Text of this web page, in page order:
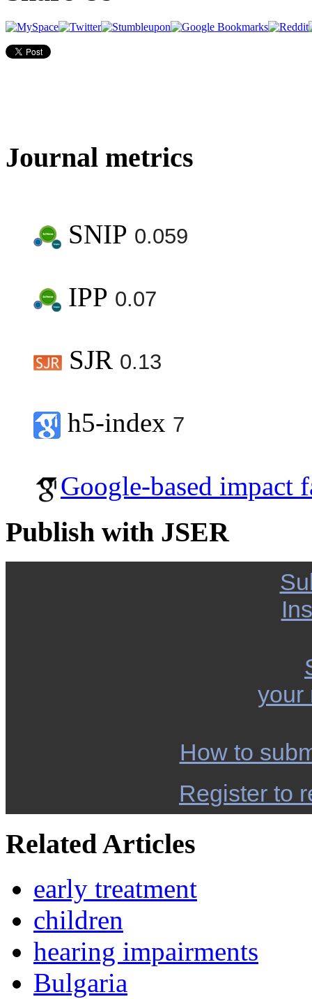
Journal metrics
SNIP 0.059
IPP 0.07
SJR 0.13
h5-index 7
Google-based impact
Publish with JSER
your
How to
Register to
Related Articles
early treatment
children
hearing impairments
Bulgaria